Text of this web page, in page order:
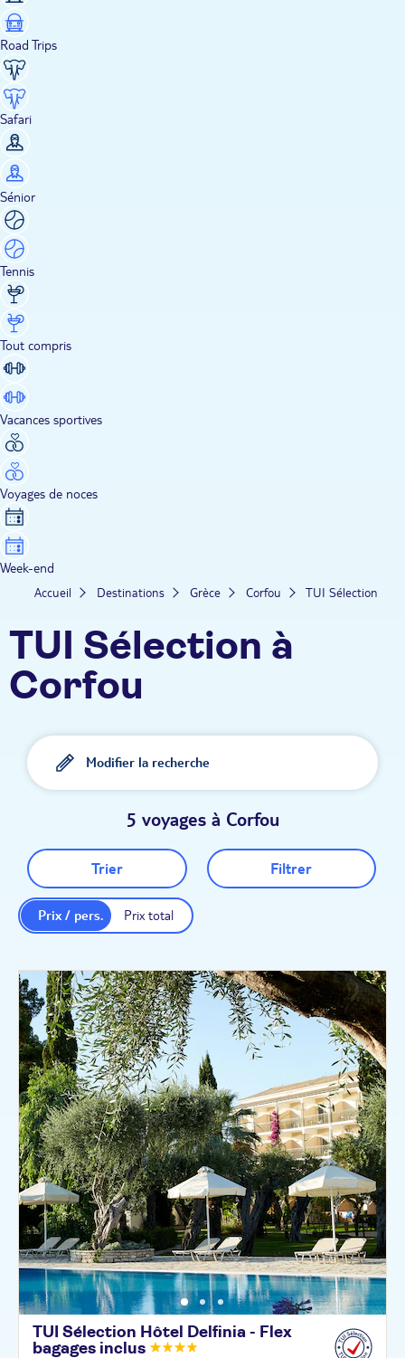
Road Trips
Safari
Sénior
Tennis
Tout compris
Vacances sportives
Voyages de noces
Week-end
Accueil Destinations Grèce Corfou TUI Sélection
TUI Sélection à
Corfou
Modifier la recherche
5 voyages à Corfou
Trier Filtrer
Prix total
Prix / pers.
TUI Sélection Hôtel Delfinia - Flex
bagages inclus